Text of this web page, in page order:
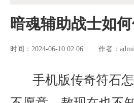
暗魂辅助战士如
时间：2024-06-10 02:06 作者：
手机版传奇符石